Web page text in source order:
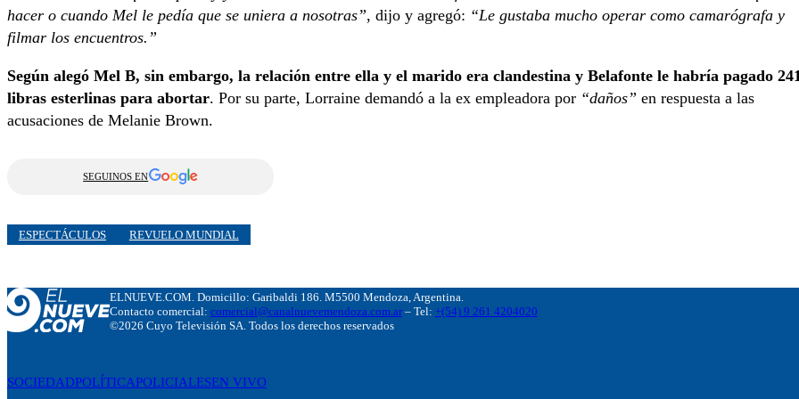
hacer o cuando Mel le pedía que se uniera a nosotras”, dijo y agregó: “Le gustaba mucho operar como camarógrafa y
filmar los encuentros.”
Según alegó Mel B, sin embargo, la relación entre ella y el marido era clandestina y Belafonte le habría pagado
libras esterlinas para abortar. Por su parte, Lorraine demandó a la ex empleadora por “daños” en respuesta a las
acusaciones de Melanie Brown.
SEGUINOS EN
ESPECTÁCULOS REVUELO MUNDIAL
ELNUEVE.COM. Domicillo: Garibaldi 186. M5500 Mendoza, Argentina.
Contacto comercial: comercial@canalnuevemendoza.com.ar– Tel: +(54) 9 261 4204020
©2026 Cuyo Televisión SA. Todos los derechos reservados
SOCIEDADPOLÍTICAPOLICIALESEN VIVO